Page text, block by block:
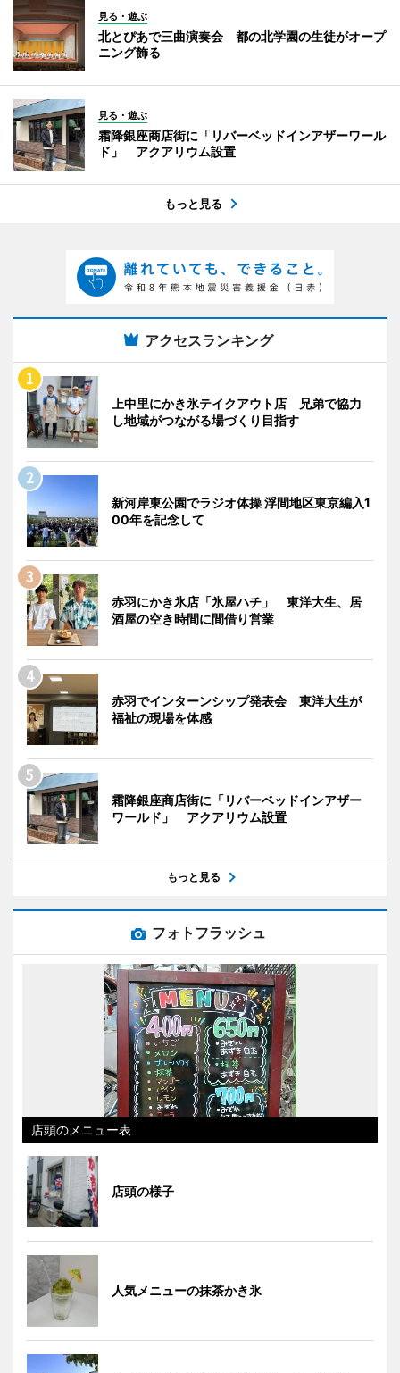
見る・遊ぶ
北とぴあで三曲演奏会 都の北学園の生徒がオープ
ニング飾る
見る・遊ぶ
霜降銀座商店街に「リバーベッドインアザーワール
ド」 アクアリウム設置
もっと見る
アクセスランキング
上中里にかき氷テイクアウト店 兄弟で協力
し地域がつながる場づくり目指す
新河岸東公園でラジオ体操 浮間地区東京編入1
00年を記念して
赤羽にかき氷店「氷屋ハチ」 東洋大生、居
酒屋の空き時間に間借り営業
赤羽でインターンシップ発表会 東洋大生が
福祉の現場を体感
霜降銀座商店街に「リバーベッドインアザー
ワールド」 アクアリウム設置
もっと見る
フォトフラッシュ
店頭のメニュー表
店頭の様子
人気メニューの抹茶かき氷